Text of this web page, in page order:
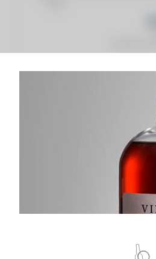
Analyse & Performance
Chartreuse Of. Verte V.E.P.
VARIATION